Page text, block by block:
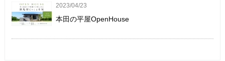
2023/04/23
本田の平屋OpenHouse